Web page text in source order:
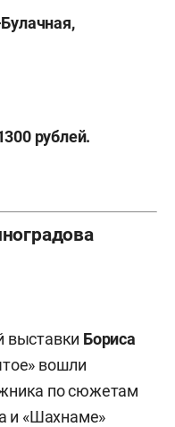
рублей.
выставки Бориса
вошли
по сюжетам
и «Шахнаме»